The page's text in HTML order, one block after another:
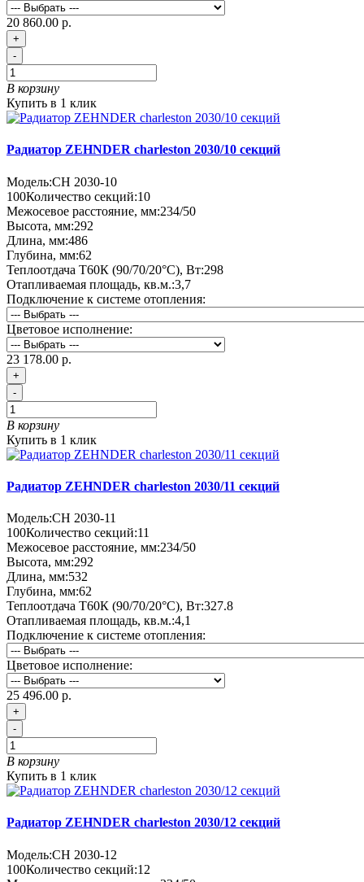
20 860.00 р.
+
-
В корзину
Купить в 1 клик
Радиатор ZEHNDER charleston 2030/10 секций
Модель:CH 2030-10
100Количество секций:10
Межосевое расстояние, мм:234/50
Высота, мм:292
Длина, мм:486
Глубина, мм:62
Теплоотдача Т60К (90/70/20°C), Вт:298
Отапливаемая площадь, кв.м.:3,7
Подключение к системе отопления:
Цветовое исполнение:
23 178.00 р.
+
-
В корзину
Купить в 1 клик
Радиатор ZEHNDER charleston 2030/11 секций
Модель:CH 2030-11
100Количество секций:11
Межосевое расстояние, мм:234/50
Высота, мм:292
Длина, мм:532
Глубина, мм:62
Теплоотдача Т60К (90/70/20°C), Вт:327.8
Отапливаемая площадь, кв.м.:4,1
Подключение к системе отопления:
Цветовое исполнение:
25 496.00 р.
+
-
В корзину
Купить в 1 клик
Радиатор ZEHNDER charleston 2030/12 секций
Модель:CH 2030-12
100Количество секций:12